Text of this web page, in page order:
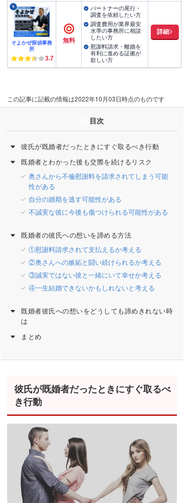
5
そよかぜ探偵事務
所
3.7
無料
パートナーの尾行・
調査を依頼したい方
調査費用が業界最安
水準の事務所に相談
したい方
慰謝料請求・離婚を
有利に進める証拠が
欲しい方
詳細
この記事に記載の情報は2022年10月03日時点のものです
目次
彼氏が既婚者だったときにすぐ取るべき行動
既婚者とわかった後も交際を続けるリスク
奥さんから不倫慰謝料を請求されてしまう可能
性がある
自分の婚期を逃す可能性がある
不誠実な彼に今後も傷つけられる可能性がある
既婚者の彼氏への想いを諦める方法
①慰謝料請求されて支払えるか考える
②奥さんへの嫉妬と闘い続けられるか考える
③誠実ではない彼と一緒にいて幸せか考える
④一生結婚できないかもしれないと考える
既婚者彼氏への想いをどうしても諦めきれない時
は
まとめ
彼氏が既婚者だったときにすぐ取るべ
き行動